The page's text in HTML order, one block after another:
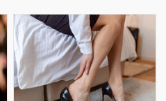
əvvəl ağ krossovkada ləkə
gördükd